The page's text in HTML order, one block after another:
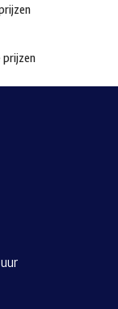
prijzen